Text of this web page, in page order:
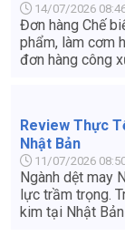
14/07/2026
Đơn hàng Chế
phẩm, làm cơm
đơn hàng công
Review Thực
Nhật Bản
11/07/2026
Ngành dệt may
lực trầm trọng.
kim tại Nhật